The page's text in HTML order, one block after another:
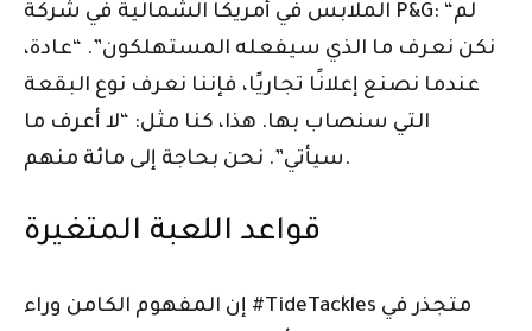
الملابس في أمريكا الشمالية في شركة P&G: “لم
نكن نعرف ما الذي سيفعله المستهلكون”. “عادة،
عندما نصنع إعلانًا تجاريًا، فإننا نعرف نوع البقعة
التي سنصاب بها. هذا، كنا مثل: “لا أعرف ما
سيأتي”. نحن بحاجة إلى مائة منهم.
قواعد اللعبة المتغيرة
إن المفهوم الكامن وراء #TideTackles متجذر في